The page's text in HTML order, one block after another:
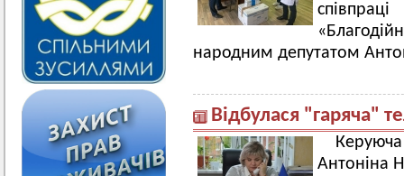
народним депутатом
Відбулася "гаряча"
Антоніна